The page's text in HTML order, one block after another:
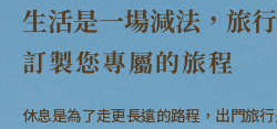
生活是一場減法，旅
訂製您專屬的旅程
休息是為了走更長遠的路程，出門旅